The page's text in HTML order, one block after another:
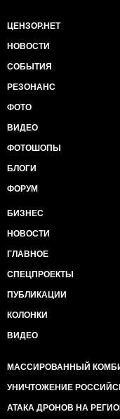
ЦЕНЗОР.НЕТ
НОВОСТИ
СОБЫТИЯ
РЕЗОНАНС
ФОТО
ВИДЕО
ФОТОШОПЫ
БЛОГИ
ФОРУМ
БИЗНЕС
НОВОСТИ
ГЛАВНОЕ
СПЕЦПРОЕКТЫ
ПУБЛИКАЦИИ
КОЛОНКИ
ВИДЕО
МАССИРОВАННЫЙ
УНИЧТОЖЕНИЕ
АТАКА ДРОНОВ НА